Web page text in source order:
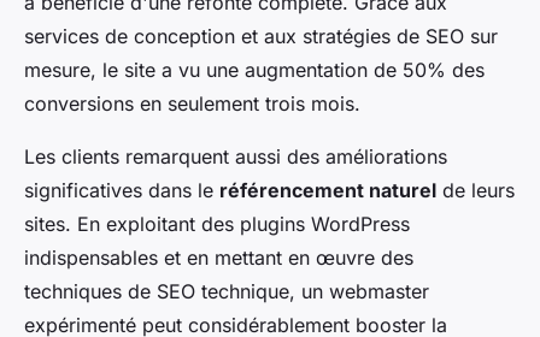
services de conception et aux stratégies de SEO sur
mesure, le site a vu une augmentation de 50% des
conversions en seulement trois mois.
Les clients remarquent aussi des améliorations
significatives dans le référencement naturel de leurs
sites. En exploitant des plugins WordPress
indispensables et en mettant en œuvre des
techniques de SEO technique, un webmaster
expérimenté peut considérablement booster la